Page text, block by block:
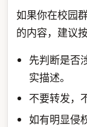
如果你在校园
的内容，建议
先判断是否
实描述。
不要转发，
如有明显侵